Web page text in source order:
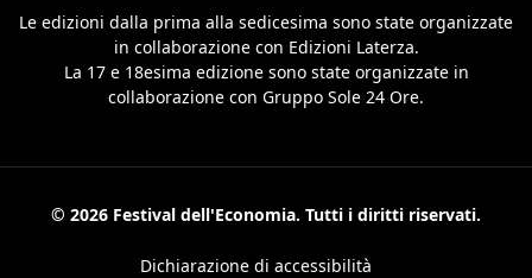
Le edizioni dalla prima alla sedicesima sono state organizzate
in collaborazione con Edizioni Laterza.
La 17 e 18esima edizione sono state organizzate in
collaborazione con Gruppo Sole 24 Ore.
© 2026 Festival dell'Economia. Tutti i diritti riservati.
Dichiarazione di accessibilità